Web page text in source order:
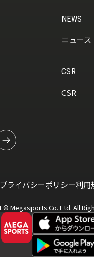
NEWS
ニュース
CSR
CSR
プライバシーポリシー利用
© Megasports Co. Ltd. All